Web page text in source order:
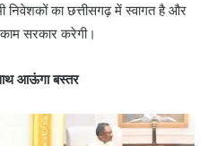
निवेशकों का छत्तीसगढ़ में स्वागत है और
सरकार करेगी।
आऊंगा बस्तर